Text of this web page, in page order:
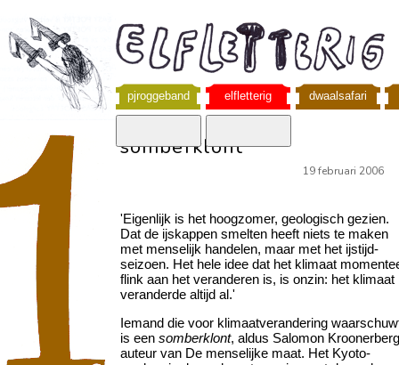
pjroggeband elfletterig dwaalsafari
somberklont
19 februari 2006
'Eigenlijk is het hoogzomer, geologisch gezien.
Dat de ijskappen smelten heeft niets te maken
met menselijk handelen, maar met het ijstijd-
seizoen. Het hele idee dat het klimaat
flink aan het veranderen is, is onzin: het klimaat
veranderde altijd al.'
Iemand die voor klimaatverandering
is een somberklont, aldus Salomon
auteur van De menselijke maat. Het Kyoto-